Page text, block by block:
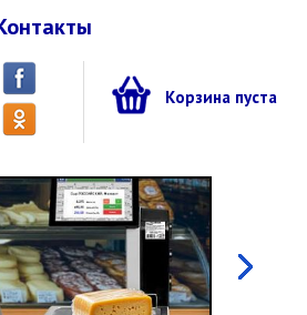
Корзина пуста